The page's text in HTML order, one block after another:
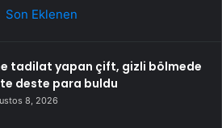
Son Eklenen
tadilat yapan çift, gizli bölmede
deste para buldu
8, 2026